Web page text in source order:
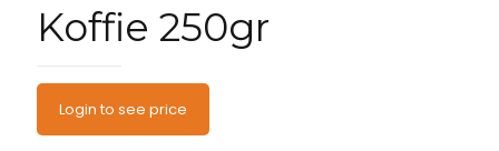
Koffie 250gr
Login to see price